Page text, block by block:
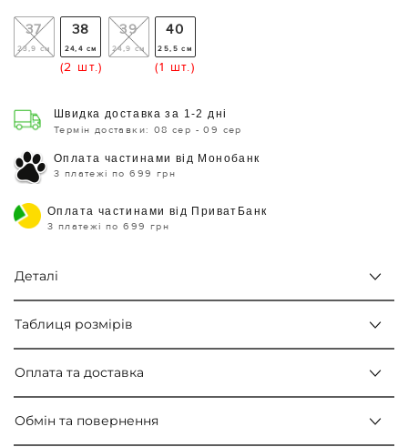
37
23,9 см
38
24,4 см
(2 шт.)
39
24,9 см
40
25,5 см
(1 шт.)
Швидка доставка за 1-2 дні
Термін доставки: 08 сер - 09 сер
Оплата частинами від Монобанк
3 платежі по 699 грн
Оплата частинами від ПриватБанк
3 платежі по 699 грн
Деталі
Таблиця розмірів
Оплата та доставка
Обмін та повернення